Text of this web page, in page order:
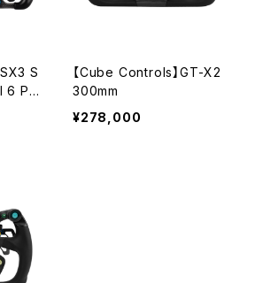
S
6 Pa
ケ
【Cube Controls】GT-X2
300mm
¥278,000